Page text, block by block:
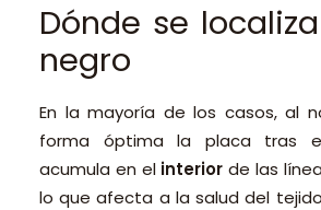
Dónde se
negro
En la mayoría de los casos, al
forma óptima la placa tras
acumula en el interior de las
lo que afecta a la salud del